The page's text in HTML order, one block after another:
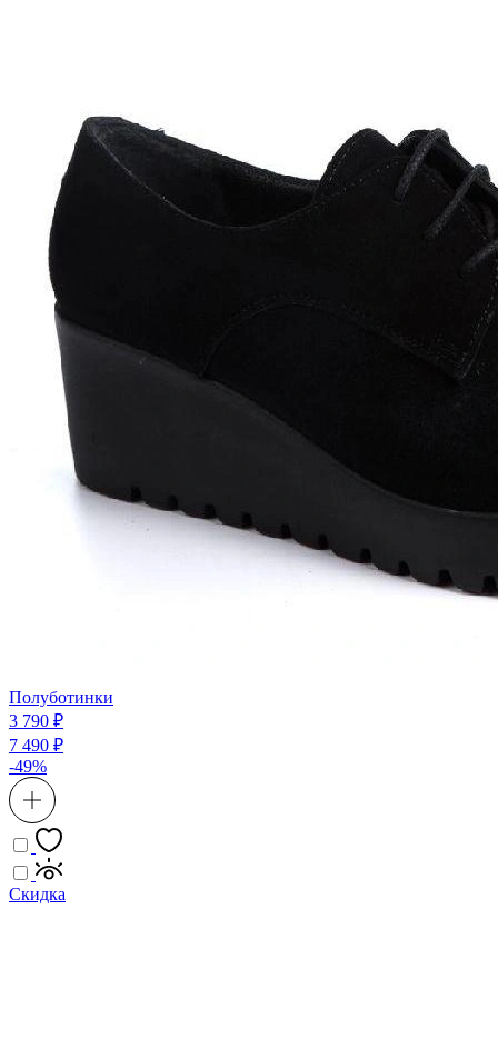
Полуботинки
3 790 ₽
7 490 ₽
-49%
Скидка